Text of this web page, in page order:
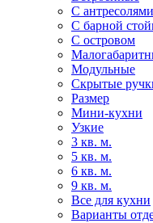
С антресолями
С барной
С островом
Модульные
Скрытые
Размер
Мини-кухни
Узкие
3 кв. м.
5 кв. м.
6 кв. м.
9 кв. м.
Все для кухни
Варианты